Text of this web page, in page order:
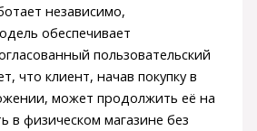
независимо,
обеспечивает
пользовательский
что клиент, начав покупку в
может продолжить её на
в физическом магазине без